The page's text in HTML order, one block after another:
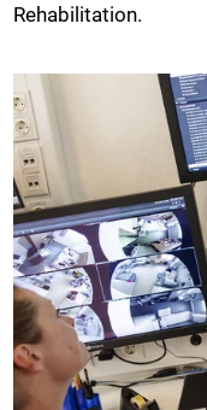
Rehabilitation.